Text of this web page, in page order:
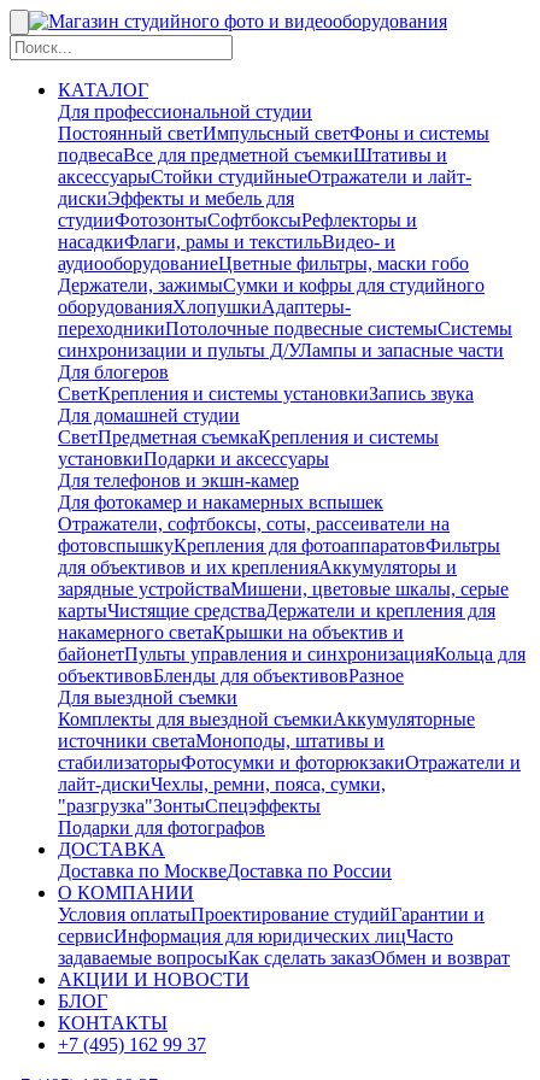
КАТАЛОГ
Для профессиональной студии
Постоянный светИмпульсный светФоны и системы
подвесаВсе для предметной съемкиШтативы и
аксессуарыСтойки студийныеОтражатели и лайт-
дискиЭффекты и мебель для
студииФотозонтыСофтбоксыРефлекторы и
насадкиФлаги, рамы и текстильВидео- и
аудиооборудованиеЦветные фильтры, маски гобо
Держатели, зажимыСумки и кофры для студийного
оборудованияХлопушкиАдаптеры-
переходникиПотолочные подвесные системыСистемы
синхронизации и пульты Д/УЛампы и запасные части
Для блогеров
СветКрепления и системы установкиЗапись звука
Для домашней студии
СветПредметная съемкаКрепления и системы
установкиПодарки и аксессуары
Для телефонов и экшн-камер
Для фотокамер и накамерных вспышек
Отражатели, софтбоксы, соты, рассеиватели на
фотовспышкуКрепления для фотоаппаратовФильтры
для объективов и их крепленияАккумуляторы и
зарядные устройстваМишени, цветовые шкалы, серые
картыЧистящие средстваДержатели и крепления для
накамерного светаКрышки на объектив и
байонетПульты управления и синхронизацияКольца для
объективовБленды для объективовРазное
Для выездной съемки
Комплекты для выездной съемкиАккумуляторные
источники светаМоноподы, штативы и
стабилизаторыФотосумки и фоторюкзакиОтражатели и
лайт-дискиЧехлы, ремни, пояса, сумки,
"разгрузка"ЗонтыСпецэффекты
Подарки для фотографов
ДОСТАВКА
Доставка по МосквеДоставка по России
О КОМПАНИИ
Условия оплатыПроектирование студийГарантии и
сервисИнформация для юридических лицЧасто
задаваемые вопросыКак сделать заказОбмен и возврат
АКЦИИ И НОВОСТИ
БЛОГ
КОНТАКТЫ
+7 (495) 162 99 37